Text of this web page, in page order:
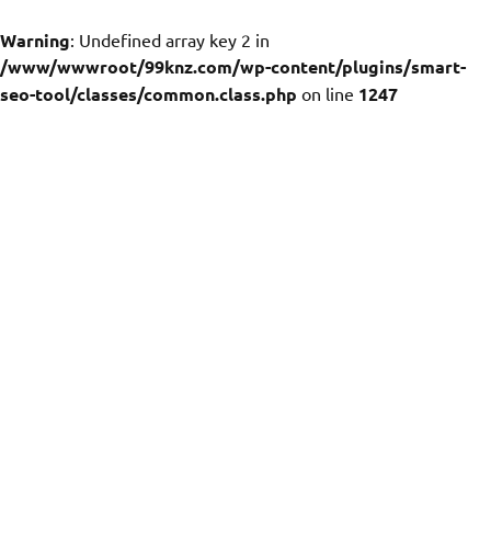
Warning: Undefined array key 2 in
/www/wwwroot/99knz.com/wp-content/plugins/smart-
seo-tool/classes/common.class.php on line 1247